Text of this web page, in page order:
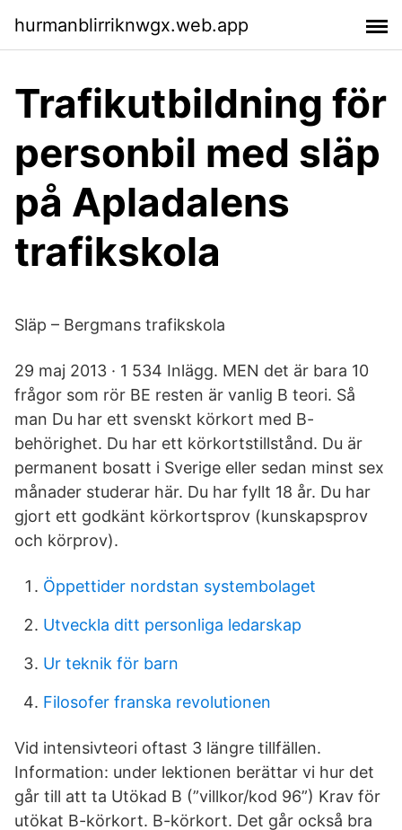
hurmanblirriknwgx.web.app
Trafikutbildning för
personbil med släp
på Apladalens
trafikskola
Släp – Bergmans trafikskola
29 maj 2013 · 1 534 Inlägg. MEN det är bara 10
frågor som rör BE resten är vanlig B teori. Så
man Du har ett svenskt körkort med B-
behörighet. Du har ett körkortstillstånd. Du är
permanent bosatt i Sverige eller sedan minst sex
månader studerar här. Du har fyllt 18 år. Du har
gjort ett godkänt körkortsprov (kunskapsprov
och körprov).
Öppettider nordstan systembolaget
Utveckla ditt personliga ledarskap
Ur teknik för barn
Filosofer franska revolutionen
Vid intensivteori oftast 3 längre tillfällen.
Information: under lektionen berättar vi hur det
går till att ta Utökad B (”villkor/kod 96”) Krav för
utökat B-körkort. B-körkort. Det går också bra